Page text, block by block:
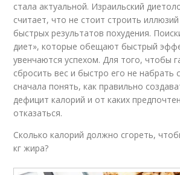
стала актуальной. Израильский
считает, что не стоит строить
быстрых результатов похудения.
диет», которые обещают быстрый
увенчаются успехом. Для того, чтобы
сбросить вес и быстро его не набрать
сначала понять, как правильно
дефицит калорий и от каких
отказаться.
Сколько калорий должно сгореть,
кг жира?